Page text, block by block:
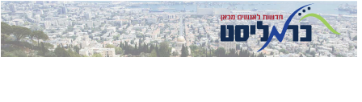
לחץ
כאן
לחץ
כדי